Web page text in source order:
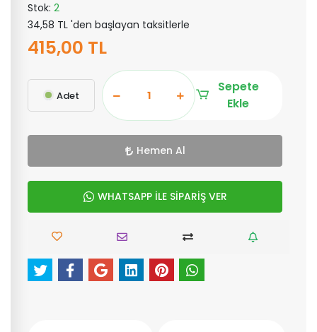
Stok: 2
34,58 TL 'den başlayan taksitlerle
415,00 TL
Adet
Sepete
Ekle
Hemen Al
WHATSAPP İLE SİPARİŞ VER